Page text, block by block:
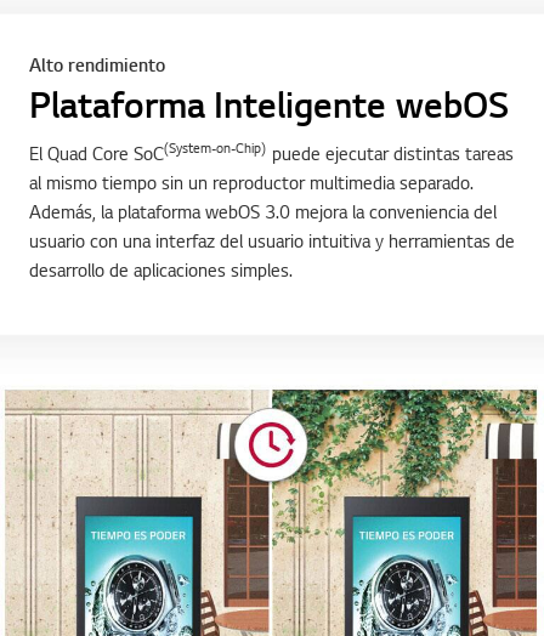
Alto rendimiento
Plataforma Inteligente webOS
El Quad Core SoC(System-on-Chip) puede ejecutar distintas tareas
al mismo tiempo sin un reproductor multimedia separado.
Además, la plataforma webOS 3.0 mejora la conveniencia del
usuario con una interfaz del usuario intuitiva y herramientas de
desarrollo de aplicaciones simples.